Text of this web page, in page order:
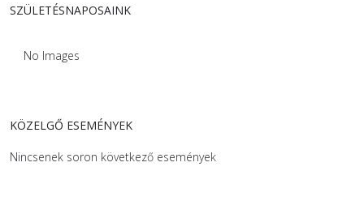
SZÜLETÉSNAPOSAINK
No Images
KÖZELGŐ ESEMÉNYEK
Nincsenek soron következő események